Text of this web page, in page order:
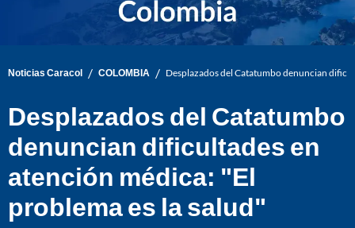
Noticias Caracol / COLOMBIA / Desplazados del Catatumbo denuncian
Desplazados del Catatumbo
denuncian dificultades en
atención médica: "El
problema es la salud"